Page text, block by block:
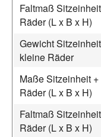
Faltmaß
Räder (L x B x H)
Gewicht
kleine Räder
Maße Sitzeinheit
Räder (L x B x H)
Faltmaß
Räder (L x B x H)